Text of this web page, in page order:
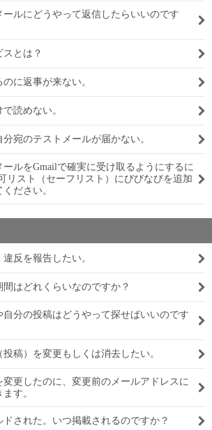
ルにどうやって返信したらいいのです
スとは？
に返事が来ない。
読めない。
宛のテストメールが届かない。
ルをGmailで確実に受け取るようにするに
リスト（セーフリスト）にびびなびを追加
ださい。
反を報告したい。
はどれくらいなのですか？
分の投稿はどうやって探せばいいのです
稿）を変更もしくは消去したい。
変更したのに、変更前のメールアドレスに
す。
された。いつ掲載されるのですか？